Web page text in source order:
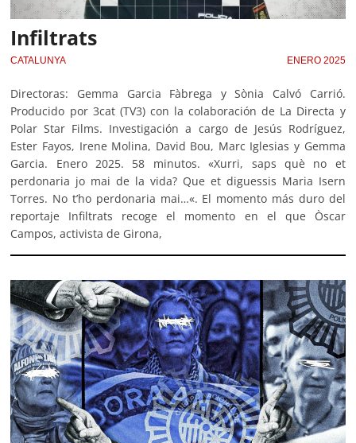
Infiltrats
CATALUNYA ENERO 2025
Directoras: Gemma Garcia Fàbrega y Sònia Calvó Carrió.
Producido por 3cat (TV3) con la colaboración de La Directa y
Polar Star Films. Investigación a cargo de Jesús Rodríguez,
Ester Fayos, Irene Molina, David Bou, Marc Iglesias y Gemma
Garcia. Enero 2025. 58 minutos. «Xurri, saps què no et
perdonaria jo mai de la vida? Que et diguessis Maria Isern
Torres. No t’ho perdonaria mai…«. El momento más duro del
reportaje Infiltrats recoge el momento en el que Òscar
Campos, activista de Girona,